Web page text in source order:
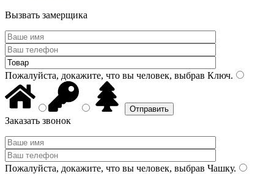
Вызвать замерщика
Пожалуйста, докажите, что вы человек, выбрав Ключ.
Заказать звонок
Пожалуйста, докажите, что вы человек, выбрав Чашку.